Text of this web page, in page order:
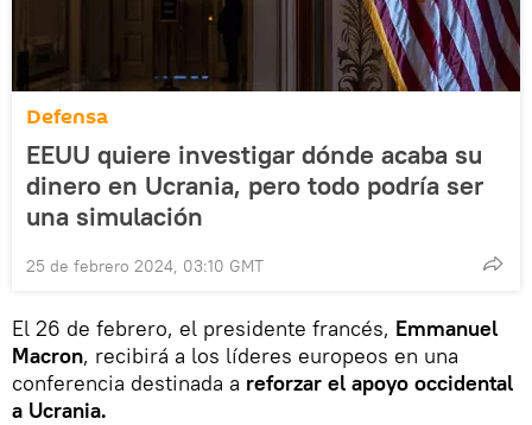
Defensa
EEUU quiere investigar dónde acaba su
dinero en Ucrania, pero todo podría ser
una simulación
25 de febrero 2024, 03:10 GMT
El 26 de febrero, el presidente francés, Emmanuel
Macron, recibirá a los líderes europeos en una
conferencia destinada a reforzar el apoyo occidental
a Ucrania.